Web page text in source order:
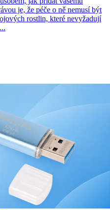
je, že péče o ně nemusí být
rostlin, které nevyžadují